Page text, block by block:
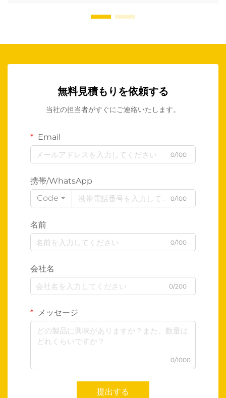
無料見積もりを依頼する
当社の担当者がすぐにご連絡いたします。
Email
0/100
携帯/WhatsApp
Code
0/100
名前
0/100
会社名
0/200
メッセージ
0/1000
提出する